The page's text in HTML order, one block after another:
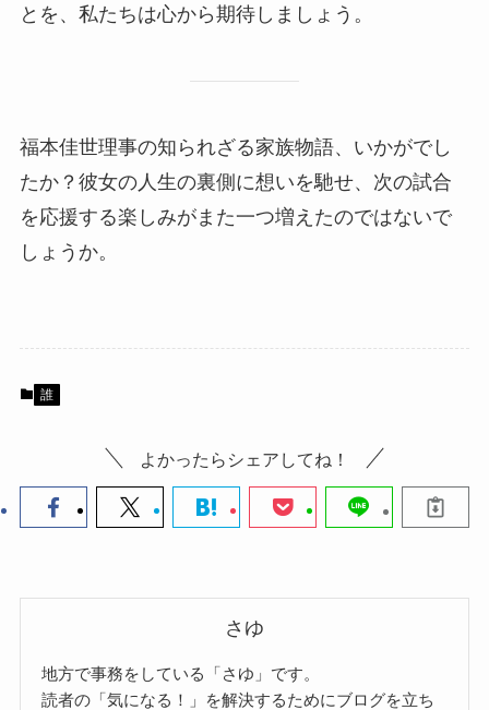
とを、私たちは心から期待しましょう。
福本佳世理事の知られざる家族物語、いかがでし
たか？彼女の人生の裏側に想いを馳せ、次の試合
を応援する楽しみがまた一つ増えたのではないで
しょうか。
誰
よかったらシェアしてね！
さゆ
地方で事務をしている「さゆ」です。
読者の「気になる！」を解決するためにブログを立ち